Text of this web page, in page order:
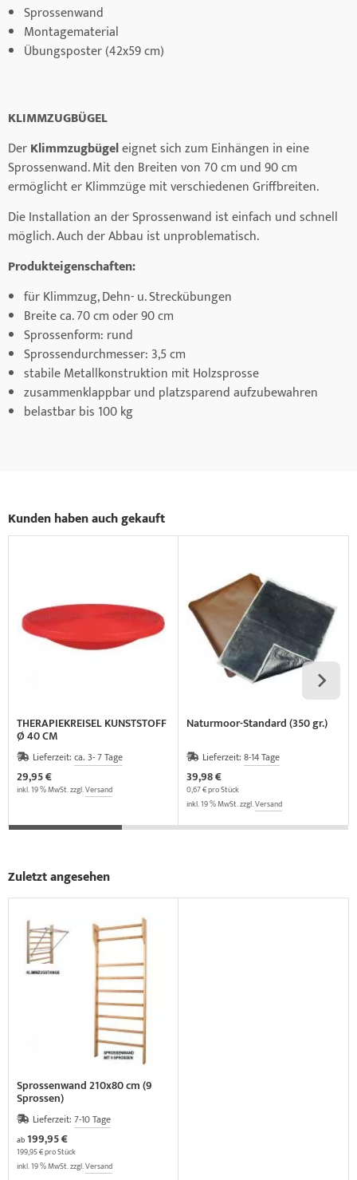
Sprossenwand
Montagematerial
Übungsposter (42x59 cm)
KLIMMZUGBÜGEL
DerKlimmzugbügeleignet sich zum Einhängen in eine
Sprossenwand. Mit den Breiten von 70 cm und 90 cm
ermöglicht er Klimmzüge mit verschiedenen Griffbreiten.
Die Installation an der Sprossenwand ist einfach und schnell
möglich. Auch der Abbau ist unproblematisch.
Produkteigenschaften:
für Klimmzug, Dehn- u. Streckübungen
Breite ca. 70 cm oder 90 cm
Sprossenform: rund
Sprossendurchmesser: 3,5 cm
stabile Metallkonstruktion mit Holzsprosse
zusammenklappbar und platzsparend aufzubewahren
belastbar bis 100 kg
Kunden haben auch gekauft
THERAPIEKREISEL KUNSTSTOFF
Ø 40 CM
Lieferzeit: ca. 3- 7 Tage
29,95 €
inkl. 19 % MwSt. zzgl.Versand
Naturmoor-Standard (350 gr.)
Lieferzeit: 8-14 Tage
39,98 €
0,67 € pro Stück
inkl. 19 % MwSt. zzgl.Versand
Zuletzt angesehen
Sprossenwand 210x80 cm (9
Sprossen)
Lieferzeit: 7-10 Tage
ab199,95 €
199,95 € pro Stück
inkl. 19 % MwSt. zzgl.Versand